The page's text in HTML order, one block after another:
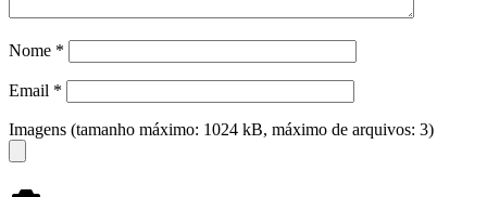
Nome *
Email *
Imagens (tamanho máximo: 1024 kB, máximo de arquivos: 3)